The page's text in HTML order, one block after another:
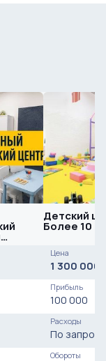
Детский
Более 10
Цена
1 300 000
Прибыль
100 000
Расходы
По запросу
Обороты